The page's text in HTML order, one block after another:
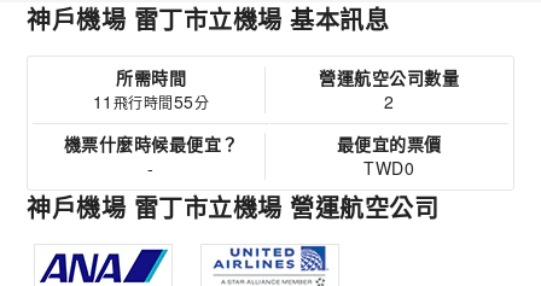
神戶機場 雷丁市立機場 基本訊息
所需時間
11 飛行時間55分
營運航空公司數量
2
機票什麼時候最便宜？
-
最便宜的票價
TWD0
神戶機場 雷丁市立機場 營運航空公司